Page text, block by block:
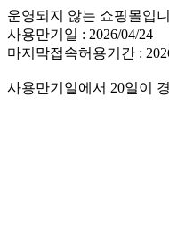
운영되지 않는 쇼핑몰입
사용만기일 : 2026/04/24
마지막접속허용기간 :
사용만기일에서 20일이